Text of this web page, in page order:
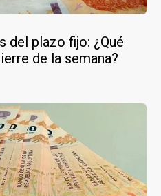
del plazo fijo: ¿Qué
de la semana?